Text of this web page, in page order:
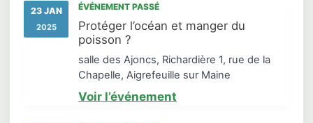
23 JAN
2025
ÉVÉNEMENT PASSÉ
Protéger l’océan et manger du
poisson ?
salle des Ajoncs, Richardière 1, rue de la
Chapelle, Aigrefeuille sur Maine
Voir l’événement